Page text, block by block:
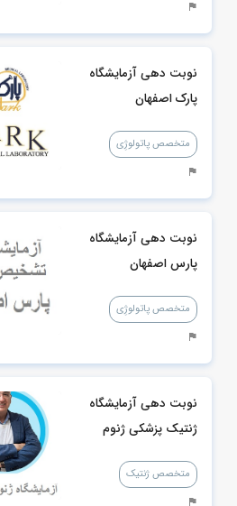
نوبت دهی آزمایشگاه
پارک اصفهان
متخصص پاتولوژِی
نوبت دهی آزمایشگاه
پارس اصفهان
متخصص پاتولوژِی
نوبت دهی آزمایشگاه
ژنتیک پزشکی ژنوم
متخصص ژنتیک